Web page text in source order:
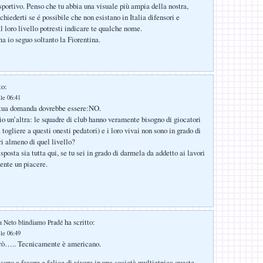
Penso che tu abbia una visuale più ampia della nostra,
se é possibile che non esistano in Italia difensori e
loro livello potresti indicare te qualche nome.
io seguo soltanto la Fiorentina.
06:41
domanda dovrebbe essere:NO.
un’altra: le squadre di club hanno veramente bisogno di giocatori
a questi onesti pedatori) e i loro vivai non sono in grado di
almeno di quel livello?
sia tutta qui, se tu sei in grado di darmela da addetto ai lavori
un piacere.
Neto blindiamo Pradé ha scritto:
06:49
Tecnicamente è americano.